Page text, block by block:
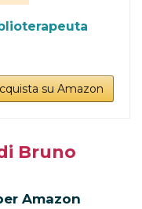
su Amazon
Bruno
Amazon